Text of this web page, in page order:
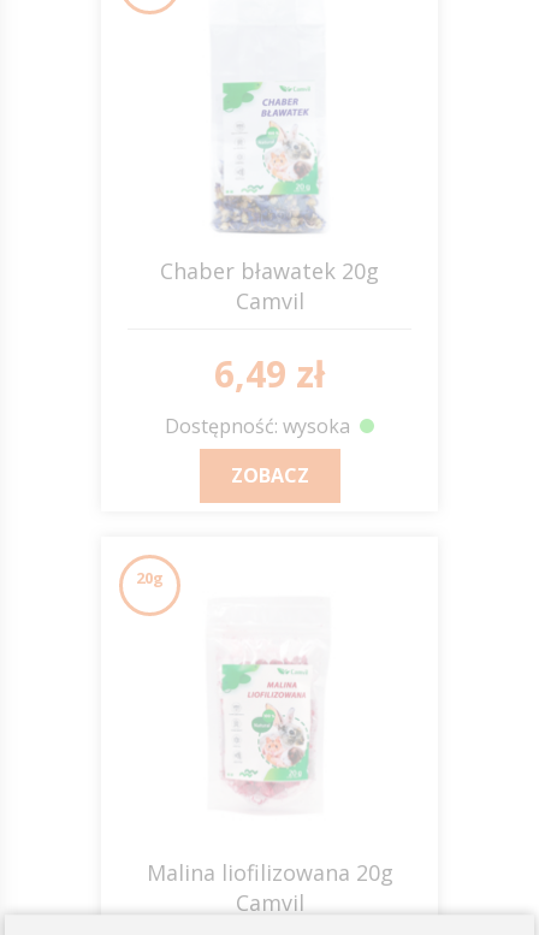
Chaber bławatek 20g
Camvil
6,49 zł
Dostępność: wysoka
ZOBACZ
20g
Malina liofilizowana 20g
Camvil